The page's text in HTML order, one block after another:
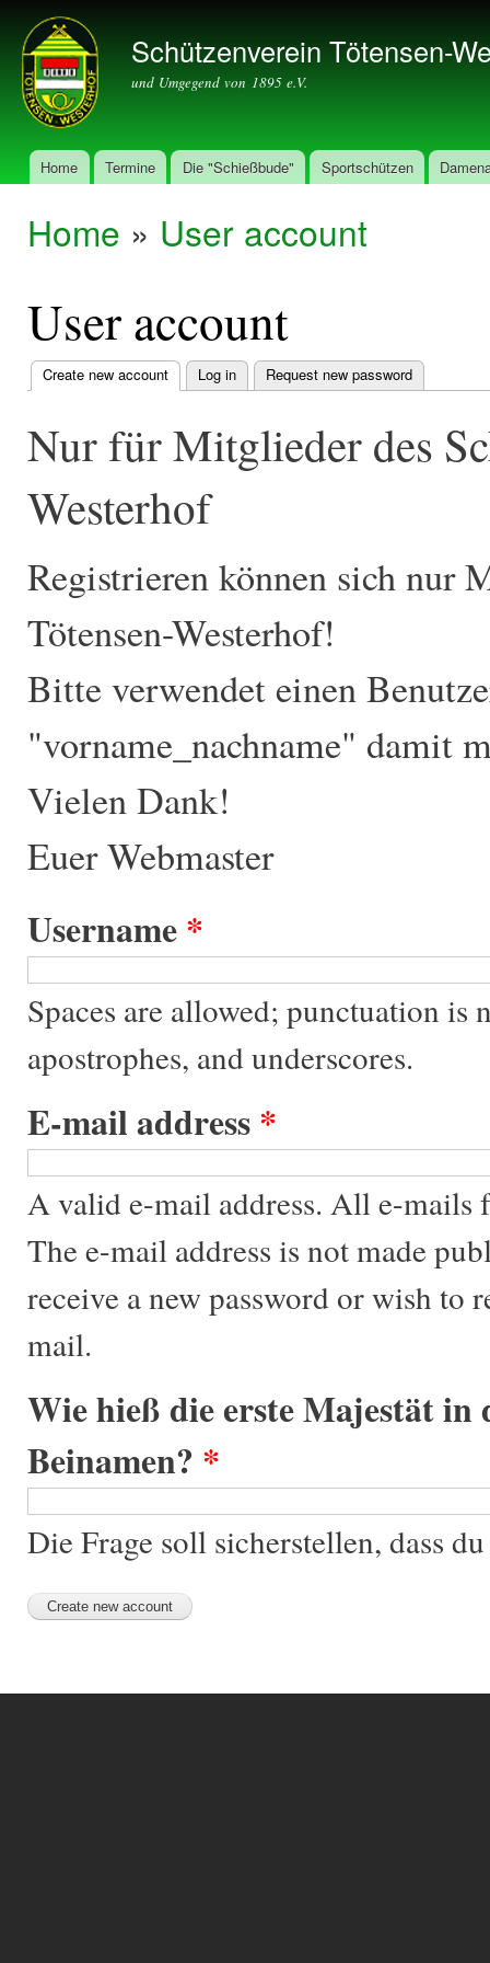
Schützenverein Tötensen-
und Umgegend von 1895 e.V.
Main menu
Home Termine Die "Schießbude" Sportschützen
You are here
Home » User account
User account
Primary
tabs
Create new account(active tab)
Log in Request new password
Nur für Mitglieder des
Westerhof
Registrieren können sich nur
Tötensen-Westerhof!
Bitte verwendet einen
"vorname_nachname" damit
Vielen Dank!
Euer Webmaster
Username*
Spaces are allowed; punctuation
apostrophes, and underscores.
E-mail address*
A valid e-mail address. All e-mails
The e-mail address is not made
receive a new password or wish to
mail.
Wie hieß die erste Majestät in
Beinamen? *
Die Frage soll sicherstellen, dass